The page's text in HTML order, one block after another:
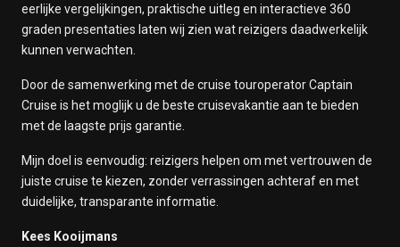
eerlijke vergelijkingen, praktische uitleg en interactieve 360
graden presentaties laten wij zien wat reizigers daadwerkelijk
kunnen verwachten.
Door de samenwerking met de cruise touroperator Captain
Cruise is het moglijk u de beste cruisevakantie aan te bieden
met de laagste prijs garantie.
Mijn doel is eenvoudig: reizigers helpen om met vertrouwen de
juiste cruise te kiezen, zonder verrassingen achteraf en met
duidelijke, transparante informatie.
Kees Kooijmans